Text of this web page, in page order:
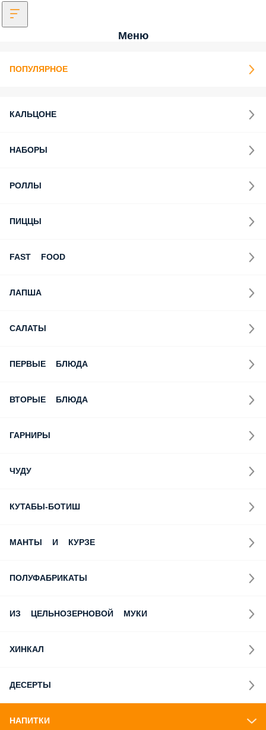
Меню
ПОПУЛЯРНОЕ
КАЛЬЦОНЕ
НАБОРЫ
РОЛЛЫ
ПИЦЦЫ
FAST FOOD
ЛАПША
САЛАТЫ
ПЕРВЫЕ БЛЮДА
ВТОРЫЕ БЛЮДА
ГАРНИРЫ
ЧУДУ
КУТАБЫ-БОТИШ
МАНТЫ И КУРЗЕ
ПОЛУФАБРИКАТЫ
ИЗ ЦЕЛЬНОЗЕРНОВОЙ МУКИ
ХИНКАЛ
ДЕСЕРТЫ
НАПИТКИ